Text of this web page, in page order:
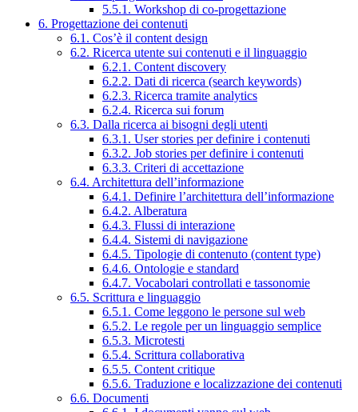
5.5.1. Workshop di co-progettazione
6. Progettazione dei contenuti
6.1. Cos’è il content design
6.2. Ricerca utente sui contenuti e il linguaggio
6.2.1. Content discovery
6.2.2. Dati di ricerca (search keywords)
6.2.3. Ricerca tramite analytics
6.2.4. Ricerca sui forum
6.3. Dalla ricerca ai bisogni degli utenti
6.3.1. User stories per definire i contenuti
6.3.2. Job stories per definire i contenuti
6.3.3. Criteri di accettazione
6.4. Architettura dell’informazione
6.4.1. Definire l’architettura dell’informazione
6.4.2. Alberatura
6.4.3. Flussi di interazione
6.4.4. Sistemi di navigazione
6.4.5. Tipologie di contenuto (content type)
6.4.6. Ontologie e standard
6.4.7. Vocabolari controllati e tassonomie
6.5. Scrittura e linguaggio
6.5.1. Come leggono le persone sul web
6.5.2. Le regole per un linguaggio semplice
6.5.3. Microtesti
6.5.4. Scrittura collaborativa
6.5.5. Content critique
6.5.6. Traduzione e localizzazione dei contenuti
6.6. Documenti